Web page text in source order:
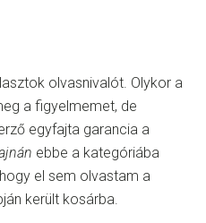
olvasnivalót. Olykor a
a figyelmemet, de
egyfajta garancia a
ebbe a kategóriába
el sem olvastam a
került kosárba.